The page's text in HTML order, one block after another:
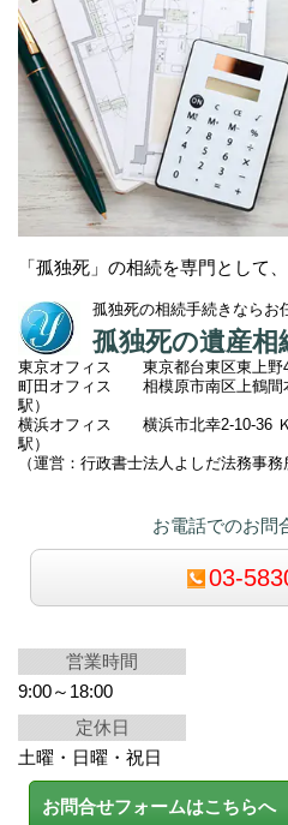
「孤独死」の相続を専門として
孤独死の相続手続きならお
孤独死の遺産相
東京オフィス 東京都台東区東上野4-
町田オフィス 相模原市南区上鶴間
駅）
横浜オフィス 横浜市北幸2-10-36
駅）
（運営：行政書士法人よしだ法務事務
お電話でのお問
03-
営業時間
9:00～18:00
定休日
土曜・日曜・祝日
お問合せフォームはこちらへ